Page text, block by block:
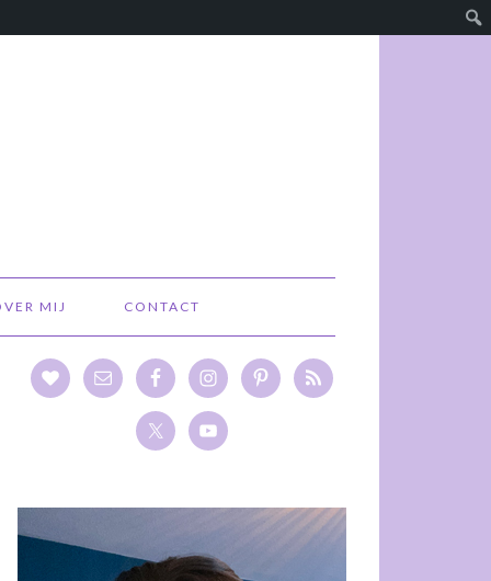
MIJ CONTACT